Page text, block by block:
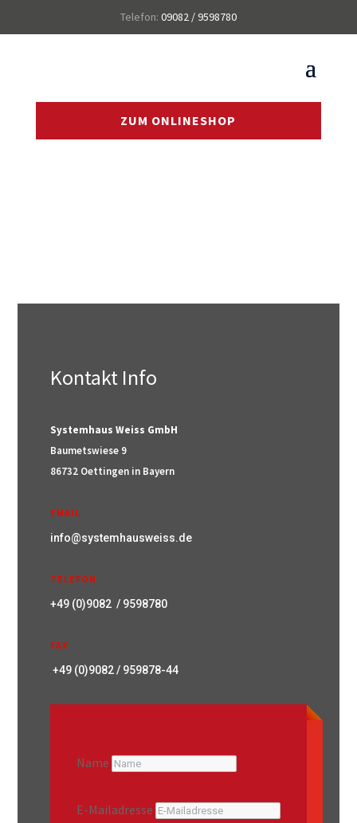
Telefon: 09082 / 9598780
ZUM ONLINESHOP
Kontakt Info
Systemhaus Weiss GmbH
Baumetswiese 9
86732 Oettingen in Bayern
EMAIL
info@systemhausweiss.de
TELEFON
+49 (0)9082 / 9598780
FAX
+49 (0)9082 / 959878-44
Name
E-Mailadresse